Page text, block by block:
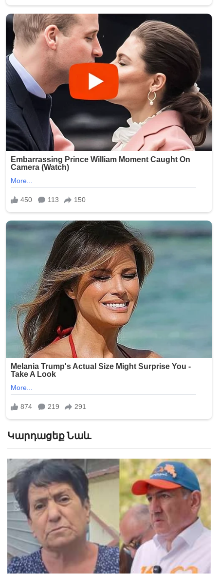
Կարդացեք Նաև
«Հիշեցի՞ք մեզ, ձեր սանիկներն ենք».
Նիկոլ Փաշինյանին